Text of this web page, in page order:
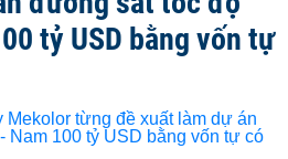
tỷ USD bằng vốn tự